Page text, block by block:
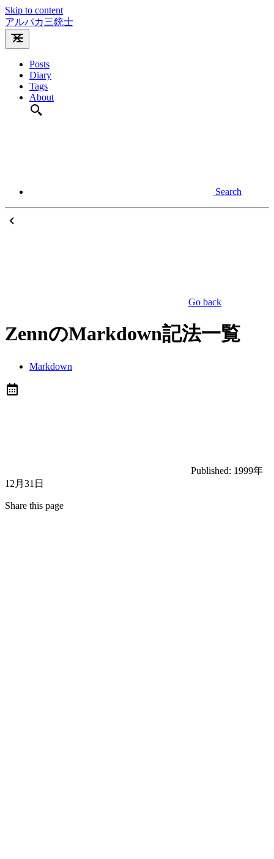
Skip to content
アルパカ三銃士
Posts
Diary
Tags
About
Search
Go back
ZennのMarkdown記法一覧
Markdown
Published: 1999年
12月31日
Share this page